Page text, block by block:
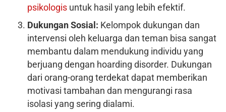
psikologisuntuk hasil yang lebih efektif.
Dukungan Sosial: Kelompok dukungan dan
intervensi oleh keluarga dan teman bisa sangat
membantu dalam mendukung individu yang
berjuang dengan hoarding disorder. Dukungan
dari orang-orang terdekat dapat memberikan
motivasi tambahan dan mengurangi rasa
isolasi yang sering dialami.